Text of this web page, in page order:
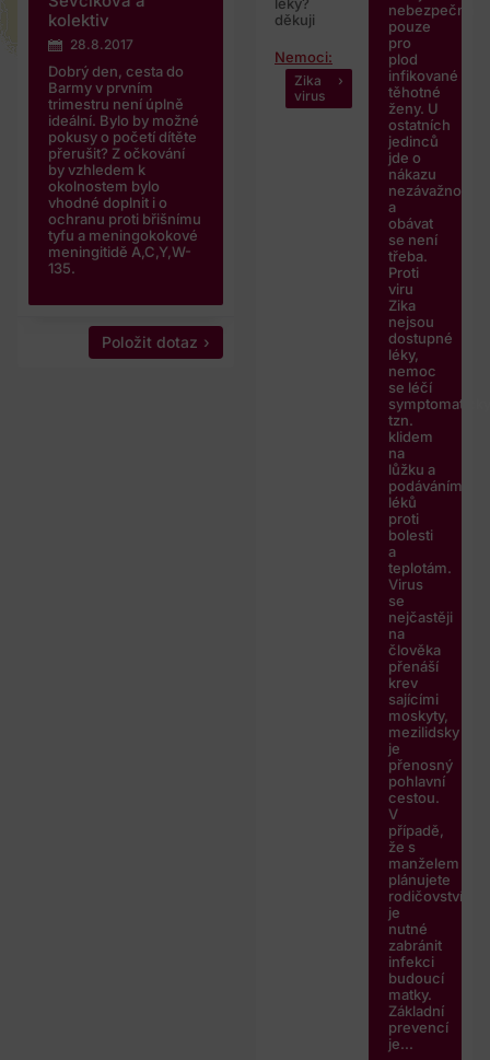
kolektiv
28.8.2017
Dobrý den, cesta do
Barmy v prvním
trimestru není úplně
ideální. Bylo by možné
pokusy o početí dítěte
přerušit? Z očkování
by vzhledem k
okolnostem bylo
vhodné doplnit i o
ochranu proti břišnímu
tyfu a meningokokové
meningitidě A,C,Y,W-
135.
Položit dotaz
děkuji
Nemoci:
Zika
virus
nebezpečná
pouze
pro
plod
infikované
těhotné
ženy. U
ostatních
jedinců
jde o
nákazu
nezávažnou
a
obávat
se není
třeba.
Proti
viru
Zika
nejsou
dostupné
léky,
nemoc
se léčí
tzn.
klidem
na
lůžku a
podáváním
léků
proti
bolesti
a
teplotám.
Virus
se
nejčastěji
na
člověka
přenáší
krev
sajícími
moskyty,
mezilidsky
je
přenosný
pohlavní
cestou.
V
případě,
že s
manželem
plánujete
rodičovství,
je
nutné
zabránit
infekci
budoucí
matky.
Základní
prevencí
je...